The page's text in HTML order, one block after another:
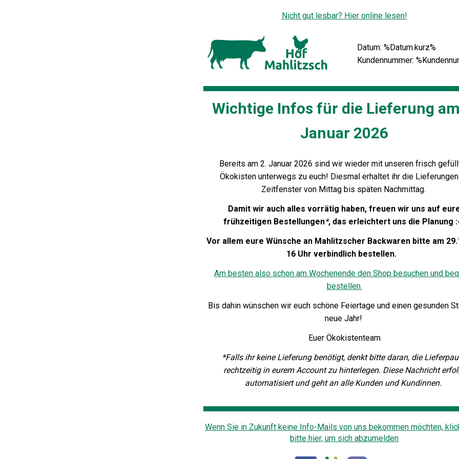
Nicht gut lesbar? Hier online lesen!
Datum: %Datum.kurz%
Kundennummer:
Wichtige Infos für die Lieferung
Januar 2026
Bereits am 2. Januar 2026 sind wir wieder mit unseren frisch
Ökokisten unterwegs zu euch! Diesmal erhaltet ihr die
Zeitfenster von Mittag bis späten Nachmittag.
Damit wir auch alles vorrätig haben, freuen wir uns auf
frühzeitigen Bestellungen*, das erleichtert uns die Planung
Vor allem eure Wünsche an Mahlitzscher Backwaren bitte am
16 Uhr verbindlich bestellen.
Am besten also schon am Wochenende den Shop besuchen und
bestellen.
Bis dahin wünschen wir euch schöne Feiertage und einen gesunden
neue Jahr!
Euer Ökokistenteam
*Falls ihr keine Lieferung benötigt, denkt bitte daran, die
rechtzeitig in eurem Account zu hinterlegen. Diese Nachricht
automatisiert und geht an alle Kunden und Kundinnen.
Wenn Sie in Zukunft keine Info-Mails von uns bekommen möchten,
bitte hier, um sich abzumelden